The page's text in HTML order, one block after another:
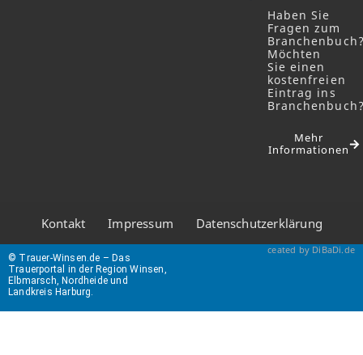
Haben Sie
Fragen zum
Möchten
Sie einen
kostenfreien
Eintrag ins
Mehr
Informationen
Kontakt Impressum Datenschutzerklärung
© Trauer-Winsen.de – Das
Trauerportal in der Region Winsen,
Elbmarsch, Nordheide und
Landkreis Harburg.
ceated by DiBaDi.de